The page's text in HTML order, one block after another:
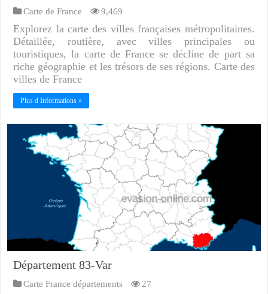
Carte de France 9,469
Explorez la carte des villes françaises métropolitaines.
Détaillée, routière, avec villes principales ou
touristiques, la carte de France se décline de part sa
riche géographie et les trésors de ses régions. Carte des
villes de France
Plus d Informations »
Département 83-Var
Carte France départements 27